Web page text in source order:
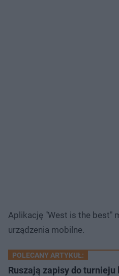
Aplikację "West is the best"
urządzenia mobilne.
POLECANY ARTYKUŁ:
Ruszają zapisy do